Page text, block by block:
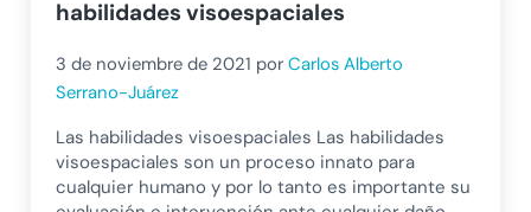
habilidades visoespaciales
3 de noviembre de 2021 porCarlos Alberto
Serrano-Juárez
Las habilidades visoespaciales Las habilidades
visoespaciales son un proceso innato para
cualquier humano y por lo tanto es importante su